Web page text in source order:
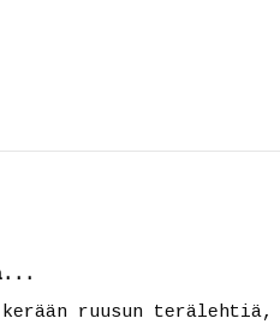
kerään ruusun